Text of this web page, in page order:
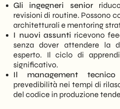
Gli ingegneri senior
revisioni di routine. Possono
architetturali e mentoring
I nuovi assunti ricevono
senza dover attendere la
esperto. Il ciclo di
significativo.
Il management tecnico
prevedibilità nei tempi di
del codice in produzione